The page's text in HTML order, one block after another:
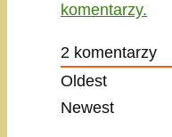
komentarzy.
2 komentarzy
Oldest
Newest